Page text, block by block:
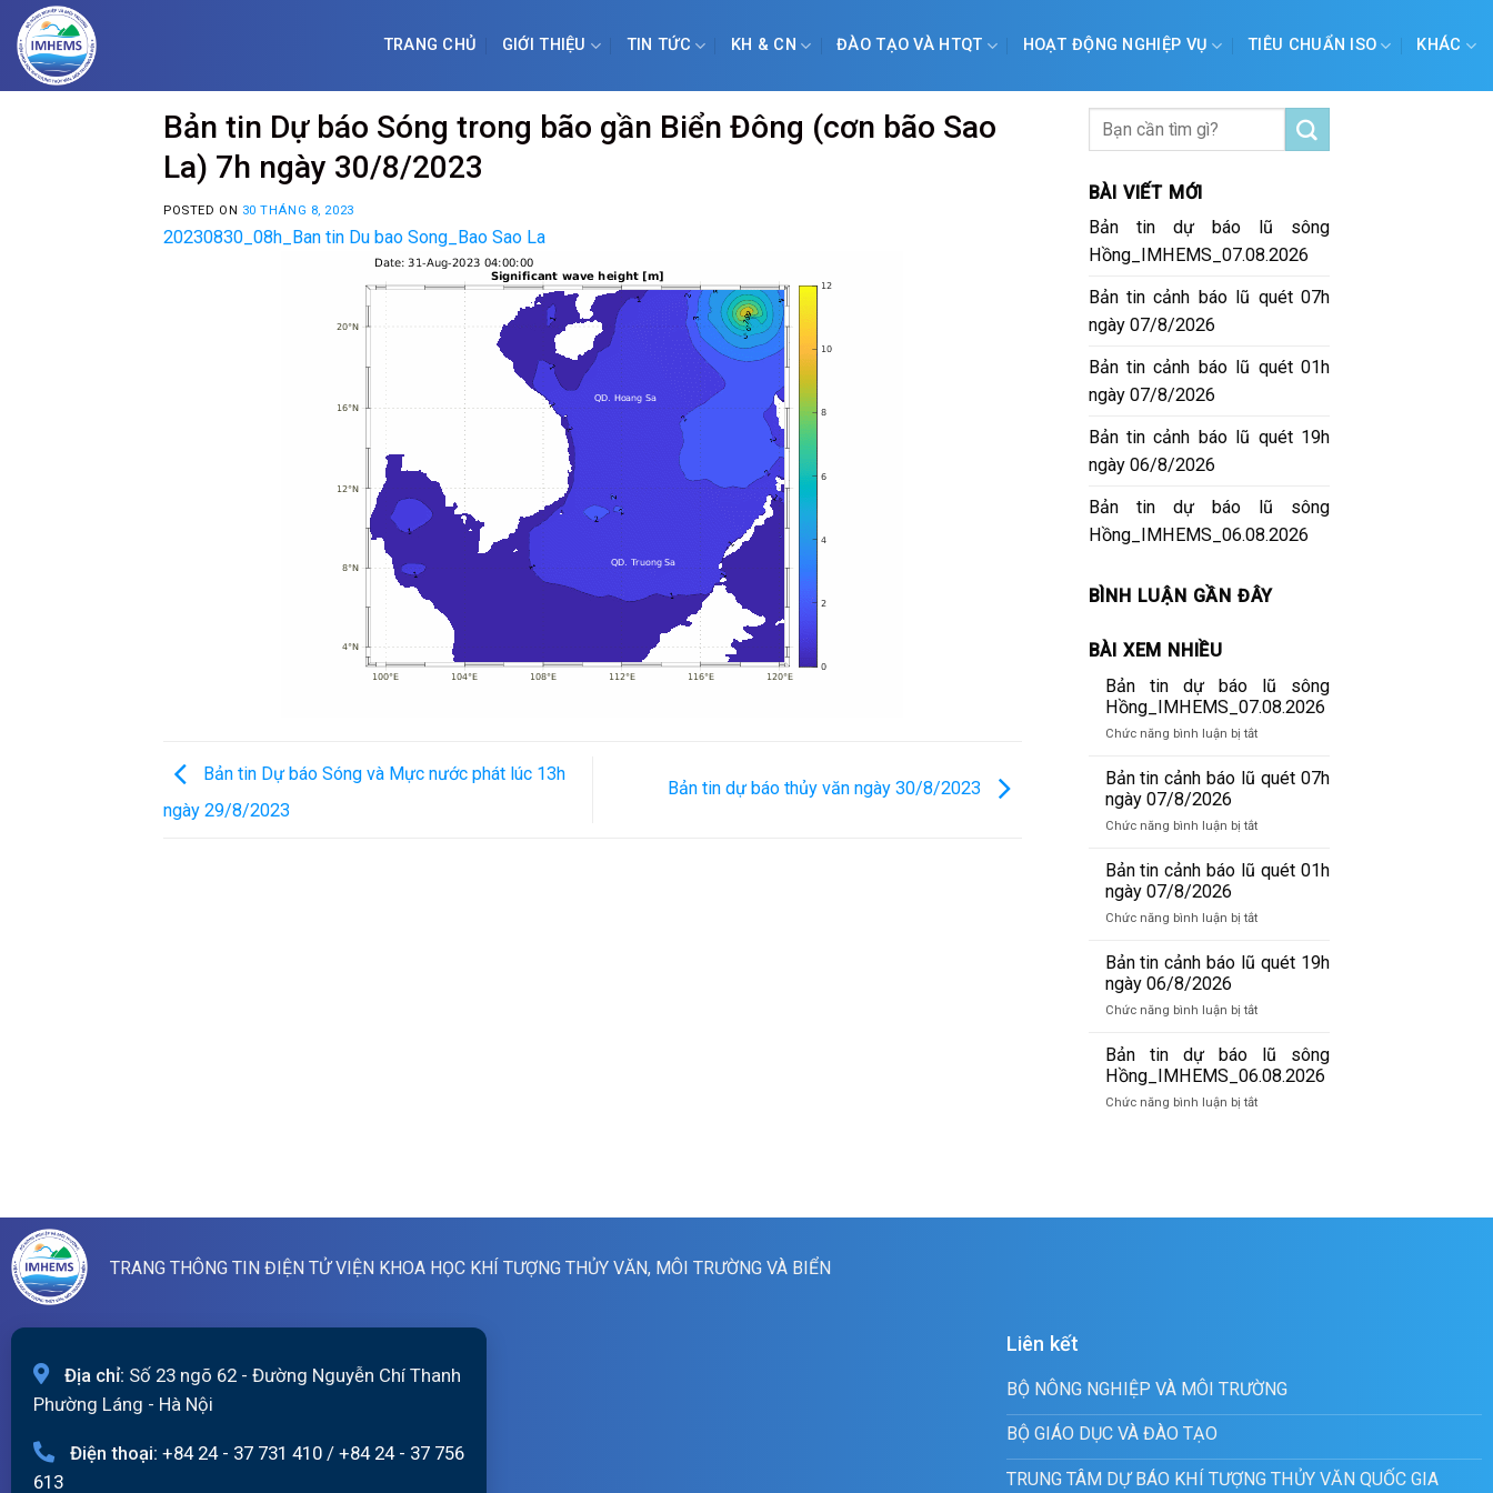
Skip
content
TRANG CHỦ GIỚI THIỆU TIN TỨC KH & CN ĐÀO TẠO VÀ HTQT HOẠT ĐỘNG NGHIỆP VỤ TIÊU CHUẨN ISO KHÁC
Bản tin Dự báo Sóng trong bão gần Biển Đông (cơn bão Sao
La) 7h ngày 30/8/2023
POSTED ON 30 THÁNG 8, 2023
20230830_08h_Ban tin Du bao Song_Bao Sao La
Bản tin Dự báo Sóng và Mực nước phát lúc 13h
ngày 29/8/2023
Bản tin dự báo thủy văn ngày 30/8/2023
BÀI VIẾT MỚI
Bản tin dự báo lũ sông
Hồng_IMHEMS_07.08.2026
Bản tin cảnh báo lũ quét 07h
ngày 07/8/2026
Bản tin cảnh báo lũ quét 01h
ngày 07/8/2026
Bản tin cảnh báo lũ quét 19h
ngày 06/8/2026
Bản tin dự báo lũ sông
Hồng_IMHEMS_06.08.2026
BÌNH LUẬN GẦN ĐÂY
BÀI XEM NHIỀU
Bản tin dự báo lũ sông
Hồng_IMHEMS_07.08.2026
Chức năng bình luận bị tắtở
tin
dự
lũ
Hồng_IMHEMS_07.08.2026
Bản tin cảnh báo lũ quét 07h
ngày 07/8/2026
Chức năng bình luận bị tắtở
tin
cảnh
lũ
07h
07/8/2026
Bản tin cảnh báo lũ quét 01h
ngày 07/8/2026
Chức năng bình luận bị tắtở
tin
cảnh
lũ
01h
ngày
07/8/2026
Bản tin cảnh báo lũ quét 19h
ngày 06/8/2026
Chức năng bình luận bị tắtở
tin
cảnh
lũ
Bản tin dự báo lũ sông
Hồng_IMHEMS_06.08.2026
Chức năng bình luận bị tắtở
sông
TRANG THÔNG TIN ĐIỆN TỬ VIỆN KHOA HỌC KHÍ TƯỢNG THỦY VĂN, MÔI TRƯỜNG VÀ BIỂN
Địa chỉ: Số 23 ngõ 62 - Đường Nguyễn Chí Thanh
Phường Láng - Hà Nội
Điện thoại: +84 24 - 37 731 410 / +84 24 - 37 756
613
Liên kết
BỘ NÔNG NGHIỆP VÀ MÔI TRƯỜNG
BỘ GIÁO DỤC VÀ ĐÀO TẠO
TRUNG TÂM DỰ BÁO KHÍ TƯỢNG THỦY VĂN QUỐC GIA